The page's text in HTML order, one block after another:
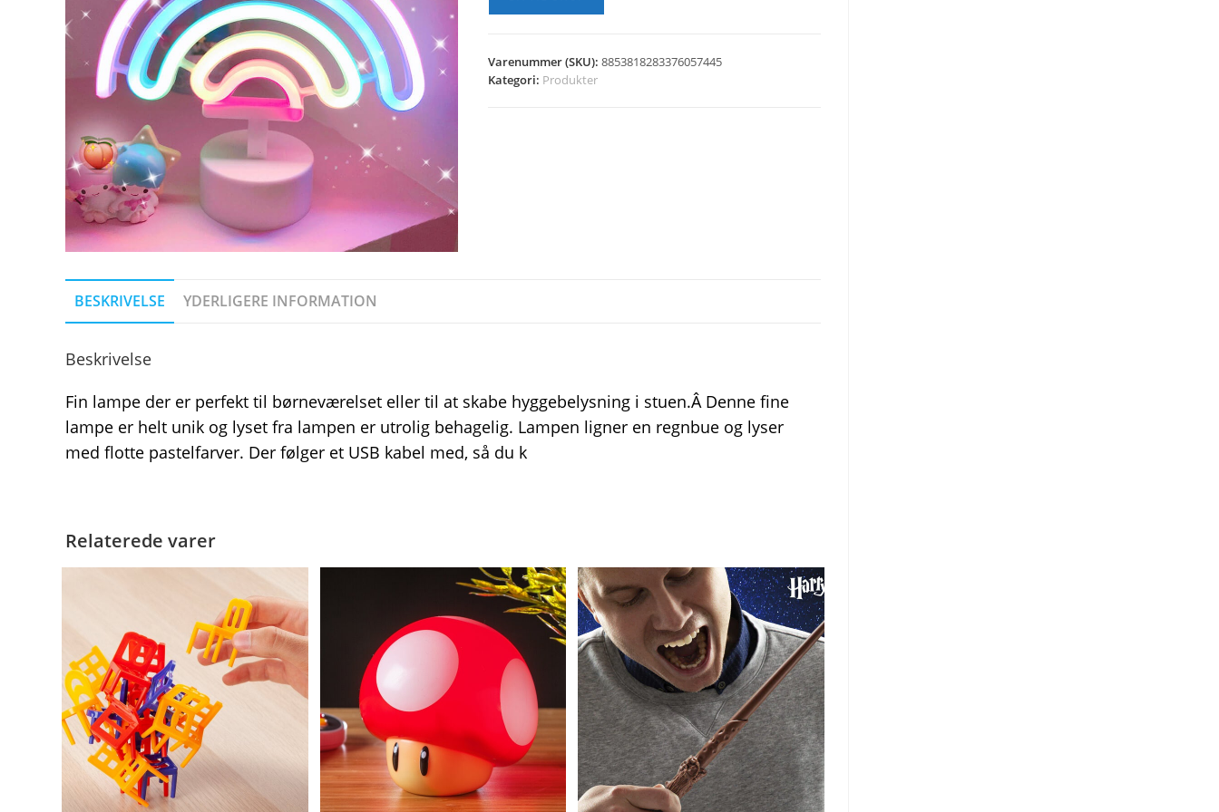
Varenummer (SKU):8853818283376057445
Kategori: Produkter
BESKRIVELSE YDERLIGERE INFORMATION
Beskrivelse
Fin lampe der er perfekt til børneværelset eller til at skabe hyggebelysning i stuen.Â Denne fine
lampe er helt unik og lyset fra lampen er utrolig behagelig. Lampen ligner en regnbue og lyser
med flotte pastelfarver. Der følger et USB kabel med, så du k
Relaterede varer